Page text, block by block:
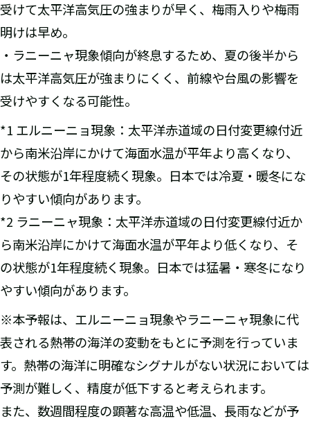
受けて太平洋高気圧の強まりが早く、梅雨入りや梅雨
明けは早め。
・ラニーニャ現象傾向が終息するため、夏の後半から
は太平洋高気圧が強まりにくく、前線や台風の影響を
受けやすくなる可能性。
*1 エルニーニョ現象：太平洋赤道域の日付変更線付近
から南米沿岸にかけて海面水温が平年より高くなり、
その状態が1年程度続く現象。日本では冷夏・暖冬にな
りやすい傾向があります。
*2 ラニーニャ現象：太平洋赤道域の日付変更線付近か
ら南米沿岸にかけて海面水温が平年より低くなり、そ
の状態が1年程度続く現象。日本では猛暑・寒冬になり
やすい傾向があります。
※本予報は、エルニーニョ現象やラニーニャ現象に代
表される熱帯の海洋の変動をもとに予測を行っていま
す。熱帯の海洋に明確なシグナルがない状況においては
予測が難しく、精度が低下すると考えられます。
また、数週間程度の顕著な高温や低温、長雨などが予